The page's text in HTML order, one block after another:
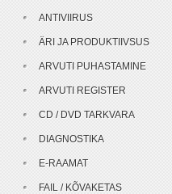
ANTIVIIRUS
ÄRI JA PRODUKTIIVSUS
ARVUTI PUHASTAMINE
ARVUTI REGISTER
CD / DVD TARKVARA
DIAGNOSTIKA
E-RAAMAT
FAIL / KÕVAKETAS